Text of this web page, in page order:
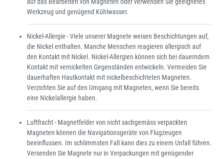
Werkzeug und genügend Kühlwasser.
Nickel-Allergie - Viele unserer Magnete weisen Beschichtungen auf,
die Nickel enthalten. Manche Menschen reagieren allergisch auf
den Kontakt mit Nickel. Nickel-Allergien können sich bei dauerndem
Kontakt mit vernickelten Gegenständen entwickeln. Vermeiden Sie
dauerhaften Hautkontakt mit nickelbeschichteten Magneten.
Verzichten Sie auf den Umgang mit Magneten, wenn Sie bereits
eine Nickelallergie haben.
Luftfracht - Magnetfelder von nicht sachgemäss verpackten
Magneten können die Navigationsgeräte von Flugzeugen
beeinflussen. Im schlimmsten Fall kann dies zu einem Unfall führen.
Versenden Sie Magnete nur in Verpackungen mit genügender